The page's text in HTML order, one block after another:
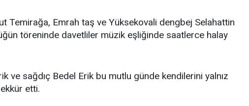
Temirağa, Emrah taş ve Yüksekovali dengbej Selahattin
töreninde davetliler müzik eşliğinde saatlerce halay
ve sağdıç Bedel Erik bu mutlu günde kendilerini yalnız
etti.